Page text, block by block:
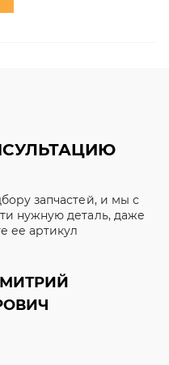
запчастей, и мы с
нужную деталь, даже
ее артикул